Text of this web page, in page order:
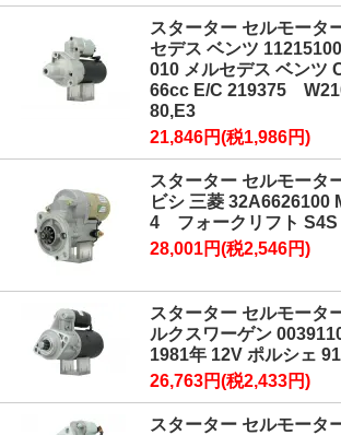
スターター セルモータ
セデス ベンツ
010 メルセデス ベンツ
66cc E/C 219375
80,E3
21,846円(税1,986円)
スターター セルモータ
ビシ 三菱 32A6626100
4 フォークリフト S4S
28,001円(税2,546円)
スターター セルモータ
ルクスワーゲン
1981年 12V ポルシェ
26,763円(税2,433円)
スターター セルモータ